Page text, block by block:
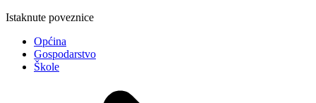
Istaknute poveznice
Općina
Gospodarstvo
Škole